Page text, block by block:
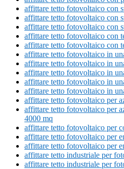
affittare tetto fotovoltaico con
affittare tetto fotovoltaico con
affittare tetto fotovoltaico con
affittare tetto fotovoltaico con
affittare tetto fotovoltaico con
affittare tetto fotovoltaico in
affittare tetto fotovoltaico in
affittare tetto fotovoltaico in
affittare tetto fotovoltaico in
affittare tetto fotovoltaico in
affittare tetto fotovoltaico per
affittare tetto fotovoltaico per
4000 mq
affittare tetto fotovoltaico per
affittare tetto fotovoltaico per
affittare tetto fotovoltaico per
affittare tetto industriale per
affittare tetto industriale per